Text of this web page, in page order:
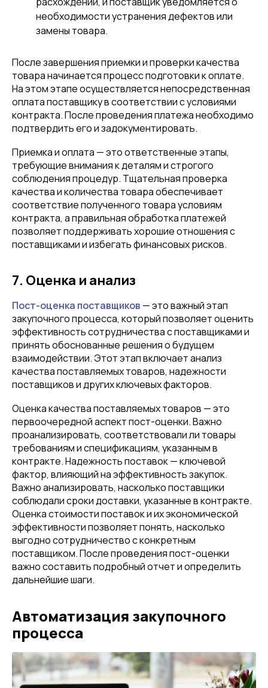
необходимости устранения дефектов или
замены товара.
После завершения приемки и проверки качества
товара начинается процесс подготовки к оплате.
На этом этапе осуществляется непосредственная
оплата поставщику в соответствии с условиями
контракта. После проведения платежа необходимо
подтвердить его и задокументировать.
Приемка и оплата — это ответственные этапы,
требующие внимания к деталям и строгого
соблюдения процедур. Тщательная проверка
качества и количества товара обеспечивает
соответствие полученного товара условиям
контракта, а правильная обработка платежей
позволяет поддерживать хорошие отношения с
поставщиками и избегать финансовых рисков.
7. Оценка и анализ
Пост-оценка поставщиков — это важный этап
закупочного процесса, который позволяет оценить
эффективность сотрудничества с поставщиками и
принять обоснованные решения о будущем
взаимодействии. Этот этап включает анализ
качества поставляемых товаров, надежности
поставщиков и других ключевых факторов.
Оценка качества поставляемых товаров — это
первоочередной аспект пост-оценки. Важно
проанализировать, соответствовали ли товары
требованиям и спецификациям, указанным в
контракте. Надежность поставок — ключевой
фактор, влияющий на эффективность закупок.
Важно анализировать, насколько поставщики
соблюдали сроки доставки, указанные в контракте.
Оценка стоимости поставок и их экономической
эффективности позволяет понять, насколько
выгодно сотрудничество с конкретным
поставщиком. После проведения пост-оценки
важно составить подробный отчет и определить
дальнейшие шаги.
Автоматизация закупочного
процесса